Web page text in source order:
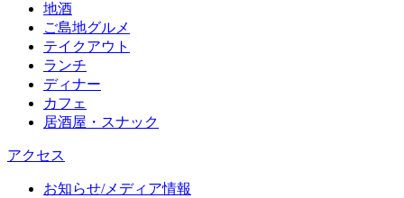
地酒
ご島地グルメ
テイクアウト
ランチ
ディナー
カフェ
居酒屋・スナック
アクセス
お知らせ/メディア情報